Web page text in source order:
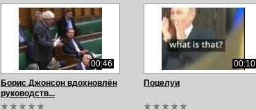
00:46
Борис Джонсон вдохновлён
руководств...
00:10
Поцелуи